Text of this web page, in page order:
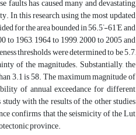
has caused many and devastating
In this research, using the most updated
for the area bounded in 56.5°-61°E and
1963, 1964 to 1999, 2000 to 2005 and
thresholds were determined to be 5.7,
of the magnitudes. Substantially, the
3.1 is 58. The maximum magnitude of
of annual exceedance for different
with the results of the other studies
confirms that the seismicity of the Lut
province.